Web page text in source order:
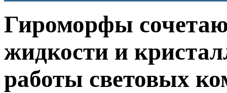
Гироморфы
жидкости и
работы световых